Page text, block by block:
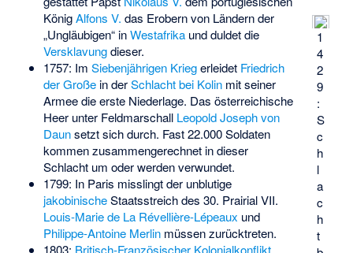
1
4
2
9
:
S
c
h
l
a
c
h
t
KönigAlfons V. das Erobern von Ländern der
„Ungläubigen“ inWestafrikaund duldet die
Versklavungdieser.
1757: Im Siebenjährigen Kriegerleidet Friedrich
der Großein derSchlacht bei Kolinmit seiner
Armee die erste Niederlage. Das österreichische
Heer unter Feldmarschall Leopold Joseph von
Daunsetzt sich durch. Fast 22.000 Soldaten
kommen zusammengerechnet in dieser
Schlacht um oder werden verwundet.
1799: In Paris misslingt der unblutige
jakobinischeStaatsstreich des 30. Prairial VII.
Louis-Marie de La Révellière-Lépeaux und
Philippe-Antoine Merlinmüssen zurücktreten.
1803: Britisch-Französischer Kolonialkonflikt